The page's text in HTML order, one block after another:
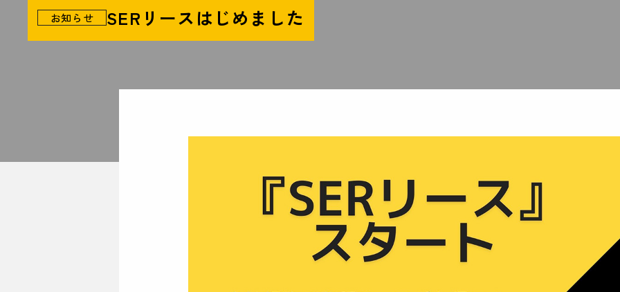
お知らせ SERリースはじめました